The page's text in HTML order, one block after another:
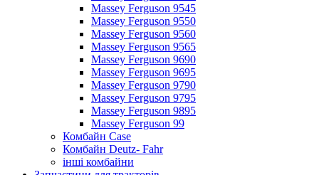
Massey Ferguson 9545
Massey Ferguson 9550
Massey Ferguson 9560
Massey Ferguson 9565
Massey Ferguson 9690
Massey Ferguson 9695
Massey Ferguson 9790
Massey Ferguson 9795
Massey Ferguson 9895
Massey Ferguson 99
Комбайн Case
Комбайн Deutz- Fahr
інші комбайни